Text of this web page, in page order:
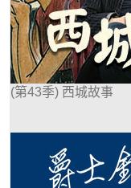
(第43季) 西城故事